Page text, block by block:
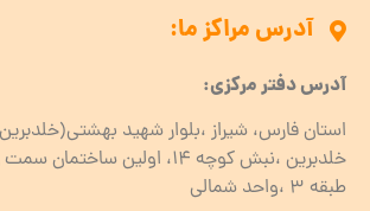
آدرس مراکز ما:
آدرس دفتر مرکزی:
استان فارس، شیراز ،بلوار شهید
طبقه ۳ ،واحد شمالی